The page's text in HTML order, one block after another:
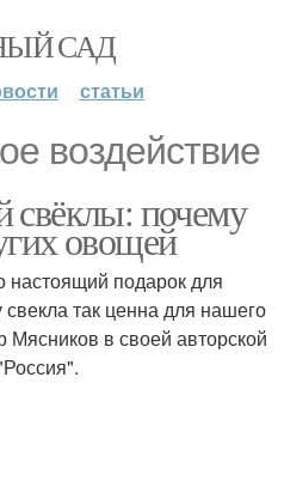
САД
статьи
воздействие
свёклы: почему
овощей
настоящий подарок для
так ценна для нашего
Мясников в своей авторской